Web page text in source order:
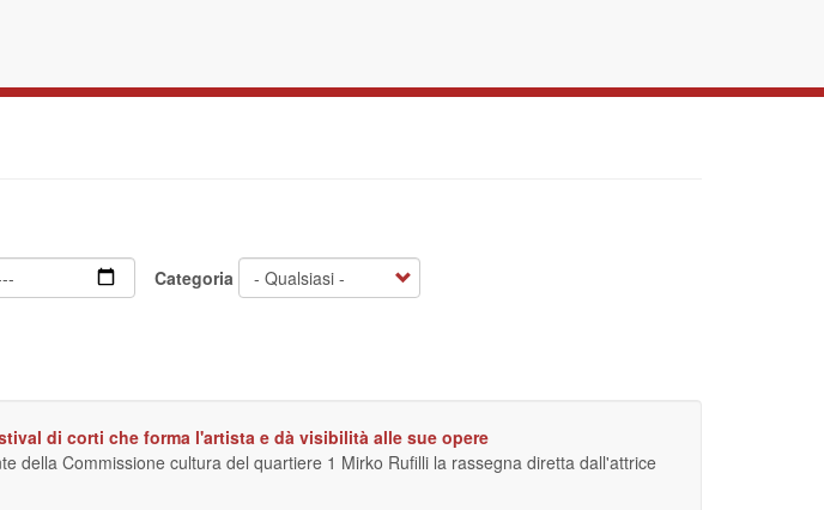
Categoria
di corti che forma l'artista e dà visibilità alle sue opere
della Commissione cultura del quartiere 1 Mirko Rufilli la rassegna diretta dall'attrice